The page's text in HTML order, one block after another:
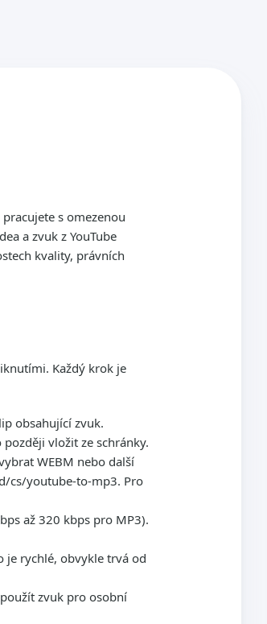
s omezenou
a zvuk z YouTube
kvality, právních
Každý krok je
obsahující zvuk.
vložit ze schránky.
WEBM nebo další
cs/youtube-to-mp3. Pro
až 320 kbps pro MP3).
je rychlé, obvykle trvá od
zvuk pro osobní